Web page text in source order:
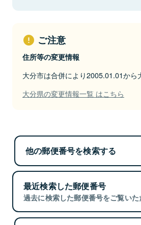
ご注意
住所等の変更情報
大分市は合併により2005.01.01から
大分県の変更情報一覧 はこちら
他の郵便番号を検索する
最近検索した郵便番号
過去に検索した郵便番号をご覧いた